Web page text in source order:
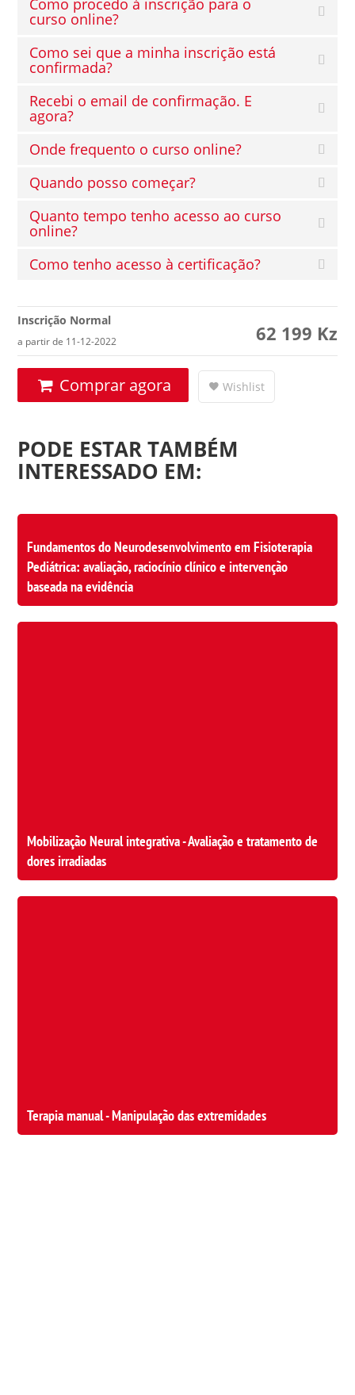
Como procedo à inscrição para o
curso online?
Como sei que a minha inscrição está
confirmada?
Recebi o email de confirmação. E
agora?
Onde frequento o curso online?
Quando posso começar?
Quanto tempo tenho acesso ao curso
online?
Como tenho acesso à certificação?
Inscrição Normal
a partir de 11-12-2022 62 199 Kz
Comprar agora Wishlist
PODE ESTAR TAMBÉM
INTERESSADO EM:
Fundamentos do Neurodesenvolvimento em Fisioterapia
Pediátrica: avaliação, raciocínio clínico e intervenção
baseada na evidência
Mobilização Neural integrativa - Avaliação e tratamento de
dores irradiadas
Terapia manual - Manipulação das extremidades